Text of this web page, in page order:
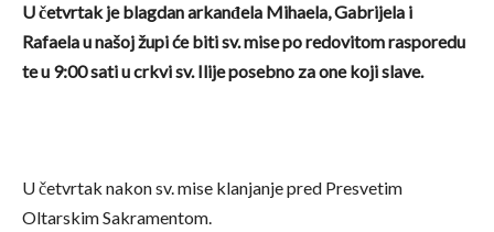
U četvrtak je blagdan arkanđela Mihaela, Gabrijela i
Rafaela u našoj župi će biti sv. mise po redovitom rasporedu
te u 9:00 sati u crkvi sv. Ilije posebno za one koji slave.
U četvrtak nakon sv. mise klanjanje pred Presvetim
Oltarskim Sakramentom.